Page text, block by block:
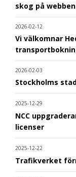
skog på webben
2026-02-12
Vi välkomnar
2026-02-03
Stockholms
2025-12-29
NCC
licenser
2025-12-22
Trafikverket